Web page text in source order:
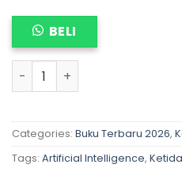
BELI
AI DAN
Categories: Buku Terbaru 2026,
Tags: Artificial Intelligence,